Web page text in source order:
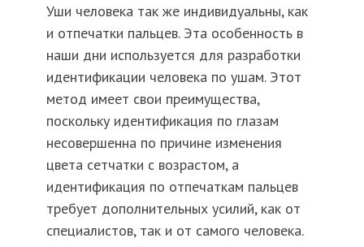
Уши человека так же индивидуальны, как
и отпечатки пальцев. Эта особенность в
наши дни используется для разработки
идентификации человека по ушам. Этот
метод имеет свои преимущества,
поскольку идентификация по глазам
несовершенна по причине изменения
цвета сетчатки с возрастом, а
идентификация по отпечаткам пальцев
требует дополнительных усилий, как от
специалистов, так и от самого человека.